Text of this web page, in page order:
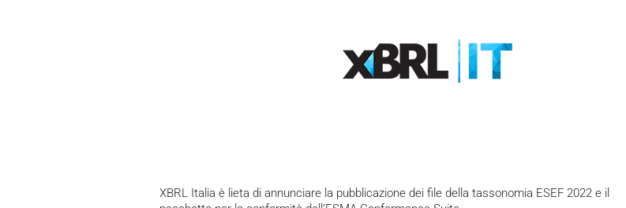
XBRL Italia è lieta di annunciare la pubblicazione dei file della tassonomia ESEF 2022 e il